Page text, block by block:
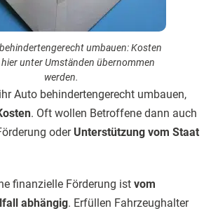
umbauen: Kosten
unter Umständen übernommen
werden.
Auto behindertengerecht umbauen,
. Oft wollen Betroffene dann auch
oder Unterstützung vom Staat
finanzielle Förderung ist vom
abhängig. Erfüllen Fahrzeughalter